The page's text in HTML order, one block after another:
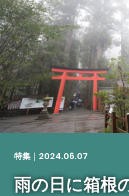
特集｜ 2024.06.07
雨の日に箱根